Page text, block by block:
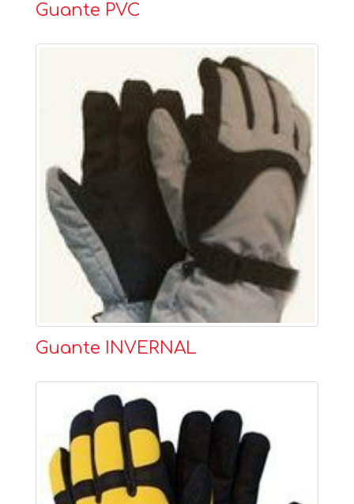
Guante PVC
Guante INVERNAL